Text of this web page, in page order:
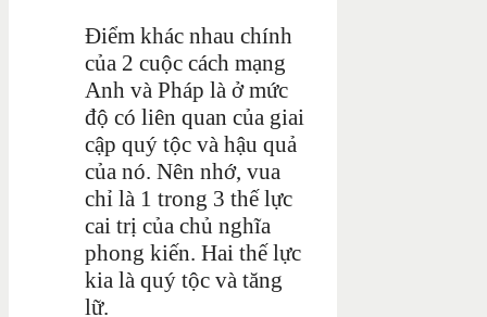
Điểm khác nhau chính
của 2 cuộc cách mạng
Anh và Pháp là ở mức
độ có liên quan của giai
cập quý tộc và hậu quả
của nó. Nên nhớ, vua
chỉ là 1 trong 3 thế lực
cai trị của chủ nghĩa
phong kiến. Hai thế lực
kia là quý tộc và tăng
lữ.